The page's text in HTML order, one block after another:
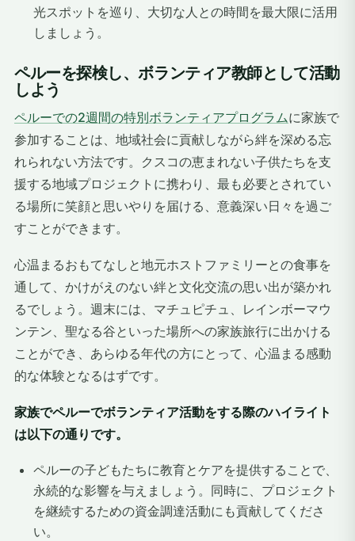
光スポットを巡り、大切な人との時間を最大限に活用
しましょう。
ペルーを探検し、ボランティア教師として活動
しよう
ペルーでの2週間の特別ボランティアプログラムに家族で
参加することは、地域社会に貢献しながら絆を深める忘
れられない方法です。クスコの恵まれない子供たちを支
援する地域プロジェクトに携わり、最も必要とされてい
る場所に笑顔と思いやりを届ける、意義深い日々を過ご
すことができます。
心温まるおもてなしと地元ホストファミリーとの食事を
通して、かけがえのない絆と文化交流の思い出が築かれ
るでしょう。週末には、マチュピチュ、レインボーマウ
ンテン、聖なる谷といった場所への家族旅行に出かける
ことができ、あらゆる年代の方にとって、心温まる感動
的な体験となるはずです。
家族でペルーでボランティア活動をする際のハイライト
は以下の通りです。
ペルーの子どもたちに教育とケアを提供することで、
永続的な影響を与えましょう。同時に、プロジェクト
を継続するための資金調達活動にも貢献してくださ
い。